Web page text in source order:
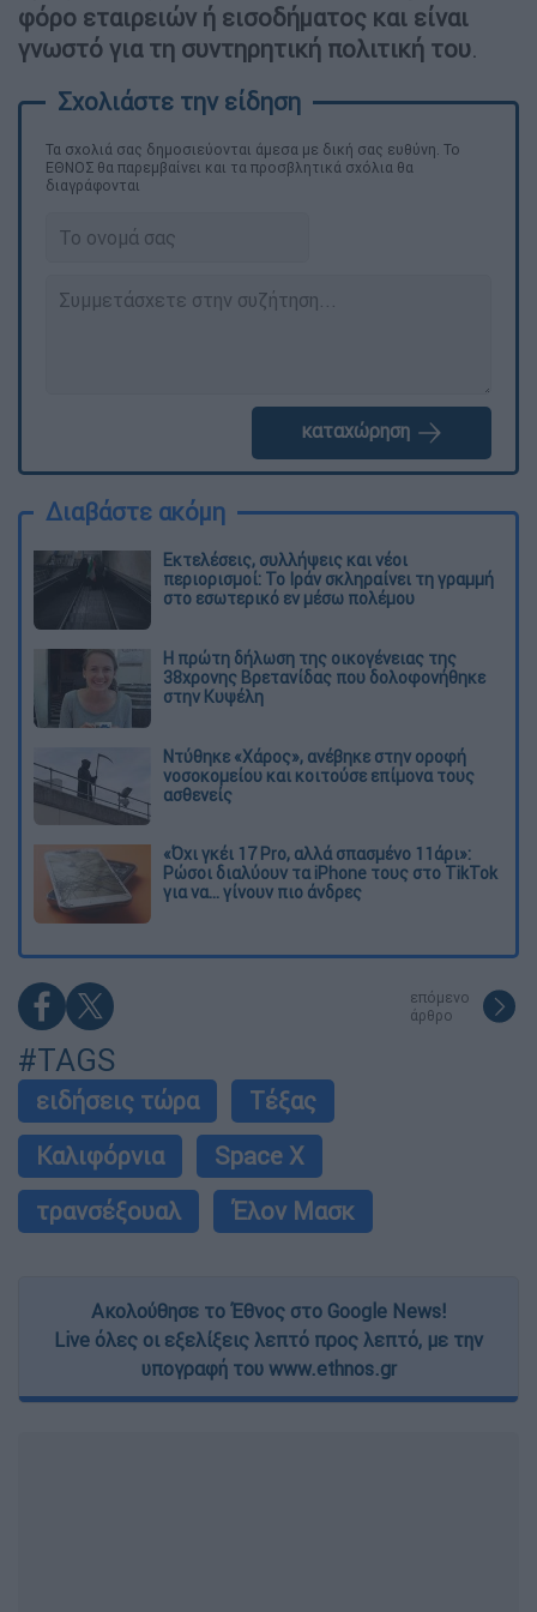
φόρο εταιρειών ή εισοδήματος και είναι
γνωστό για τη συντηρητική πολιτική του.
Τα σχολιά σας δημοσιεύονται άμεσα με δική σας ευθύνη. Το
ΕΘΝΟΣ θα παρεμβαίνει και τα προσβλητικά σχόλια θα
διαγράφονται
καταχώρηση
Διαβάστε ακόμη
Εκτελέσεις, συλλήψεις και νέοι
περιορισμοί: Το Ιράν σκληραίνει τη γραμμή
στο εσωτερικό εν μέσω πολέμου
Η πρώτη δήλωση της οικογένειας της
38χρονης Βρετανίδας που δολοφονήθηκε
στην Κυψέλη
Ντύθηκε «Χάρος», ανέβηκε στην οροφή
νοσοκομείου και κοιτούσε επίμονα τους
ασθενείς
«Όχι γκέι 17 Pro, αλλά σπασμένο 11άρι»:
Ρώσοι διαλύουν τα iPhone τους στο TikTok
για να... γίνουν πιο άνδρες
επόμενο
άρθρο
#TAGS
ειδήσεις τώρα
Τέξας
Καλιφόρνια
Space X
τρανσέξουαλ
Έλον Μασκ
Ακολούθησε το Έθνος στο Google News!
Live όλες οι εξελίξεις λεπτό προς λεπτό, με την
υπογραφή του www.ethnos.gr